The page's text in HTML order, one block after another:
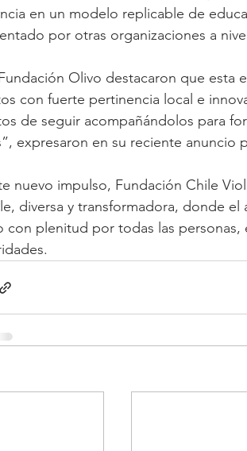
en un modelo replicable de
por otras organizaciones a
Olivo destacaron que esta
con fuerte pertinencia local e
de seguir acompañándolos para
expresaron en su reciente anuncio
nuevo impulso, Fundación Chile
diversa y transformadora, donde
con plenitud por todas las personas,